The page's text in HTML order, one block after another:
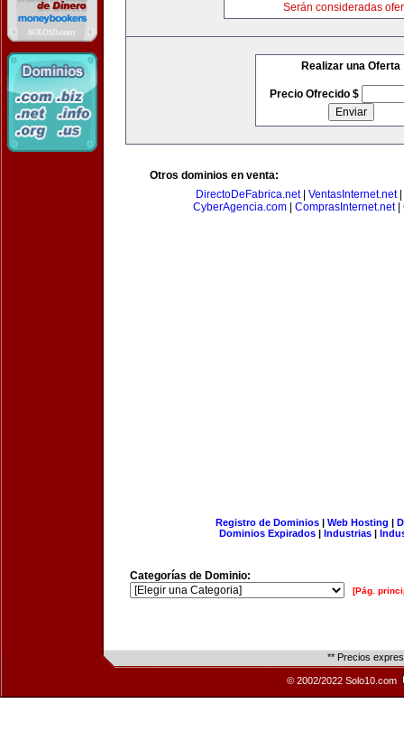
Serán consideradas
Realizar una Oferta
Precio Ofrecido $
Otros dominios en venta:
DirectoDeFabrica.net| VentasInternet.net|
CyberAgencia.com| ComprasInternet.net|
Registro de Dominios| Web Hosting |
Dominios Expirados | Industrias |
Categorías de Dominio:
[Pág.
** Precios
© 2002/2022 Solo10.com